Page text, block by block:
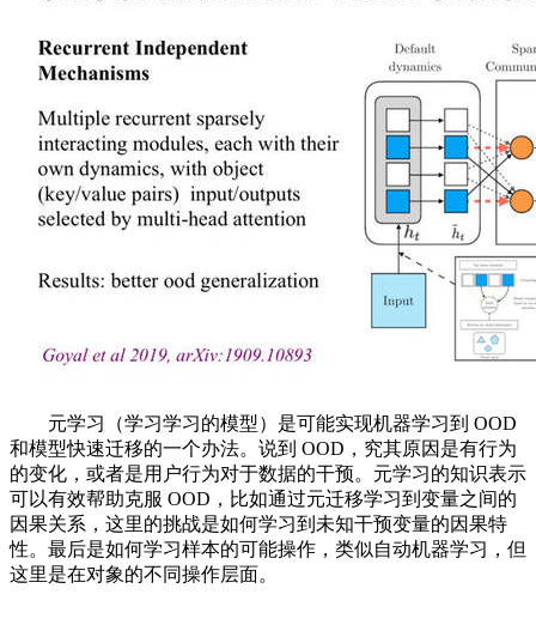
元学习（学习学习的模型）是可能实现机器学习到 OOD
和模型快速迁移的一个办法。说到 OOD，究其原因是有行为
的变化，或者是用户行为对于数据的干预。元学习的知识表示
可以有效帮助克服 OOD，比如通过元迁移学习到变量之间的
因果关系，这里的挑战是如何学习到未知干预变量的因果特
性。最后是如何学习样本的可能操作，类似自动机器学习，但
这里是在对象的不同操作层面。